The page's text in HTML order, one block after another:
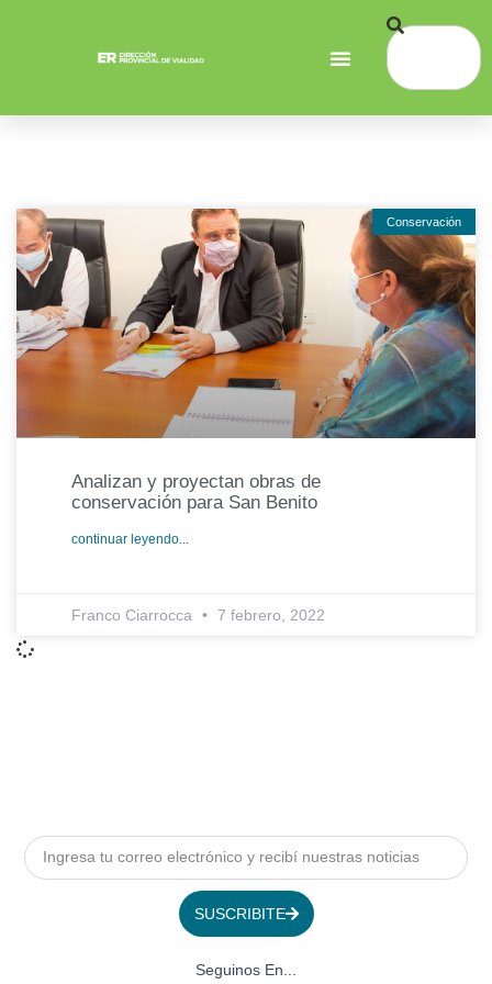
Conservación
Analizan y proyectan obras de
conservación para San Benito
continuar leyendo...
Franco Ciarrocca 7 febrero, 2022
SUSCRIBITE
Seguinos En...